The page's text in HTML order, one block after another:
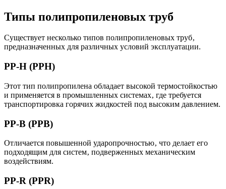
Типы полипропиленовых труб
Существует несколько типов полипропиленовых труб‚
предназначенных для различных условий эксплуатации.
PP-H (PPH)
Этот тип полипропилена обладает высокой термостойкостью
и применяется в промышленных системах‚ где требуется
транспортировка горячих жидкостей под высоким давлением.
PP-B (PPB)
Отличается повышенной ударопрочностью‚ что делает его
подходящим для систем‚ подверженных механическим
воздействиям.
PP-R (PPR)